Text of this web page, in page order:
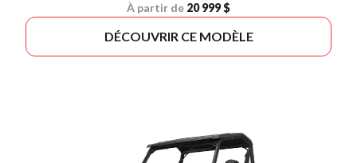
À partir de 20 999 $
DÉCOUVRIR CE MODÈLE